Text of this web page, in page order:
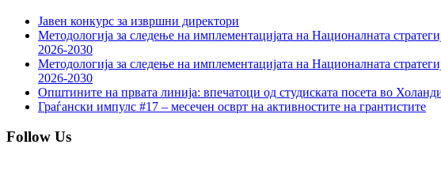
Јавен конкурс за извршни директори
Методологија за следење на имплементацијата на Националната
2026-2030
Методологија за следење на имплементацијата на Националната
2026-2030
Општините на првата линија: впечатоци од студиската посета во
Граѓански импулс #17 – месечен осврт на активностите на грантистите
Follow Us